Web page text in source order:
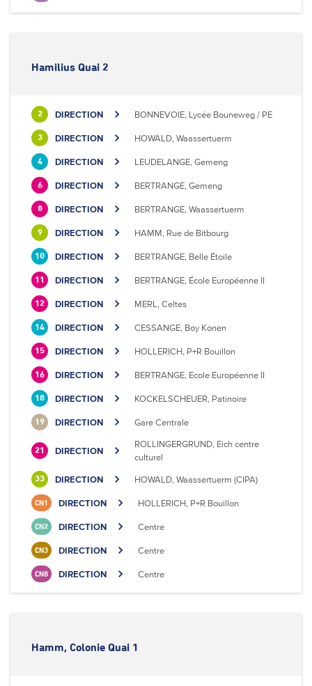
Hamilius Quai 2
2 DIRECTION BONNEVOIE, Lycée Bouneweg / PE
3 DIRECTION HOWALD, Waassertuerm
4 DIRECTION LEUDELANGE, Gemeng
6 DIRECTION BERTRANGE, Gemeng
8 DIRECTION BERTRANGE, Waassertuerm
9 DIRECTION HAMM, Rue de Bitbourg
10 DIRECTION BERTRANGE, Belle Étoile
11 DIRECTION BERTRANGE, École Européenne II
12 DIRECTION MERL, Celtes
14 DIRECTION CESSANGE, Boy Konen
15 DIRECTION HOLLERICH, P+R Bouillon
16 DIRECTION BERTRANGE, Ecole Européenne II
18 DIRECTION KOCKELSCHEUER, Patinoire
19 DIRECTION Gare Centrale
21 DIRECTION
ROLLINGERGRUND, Eich centre
culturel
33 DIRECTION HOWALD, Waassertuerm (CIPA)
CN1 DIRECTION HOLLERICH, P+R Bouillon
CN2 DIRECTION Centre
CN3 DIRECTION Centre
CN8 DIRECTION Centre
Hamm, Colonie Quai 1